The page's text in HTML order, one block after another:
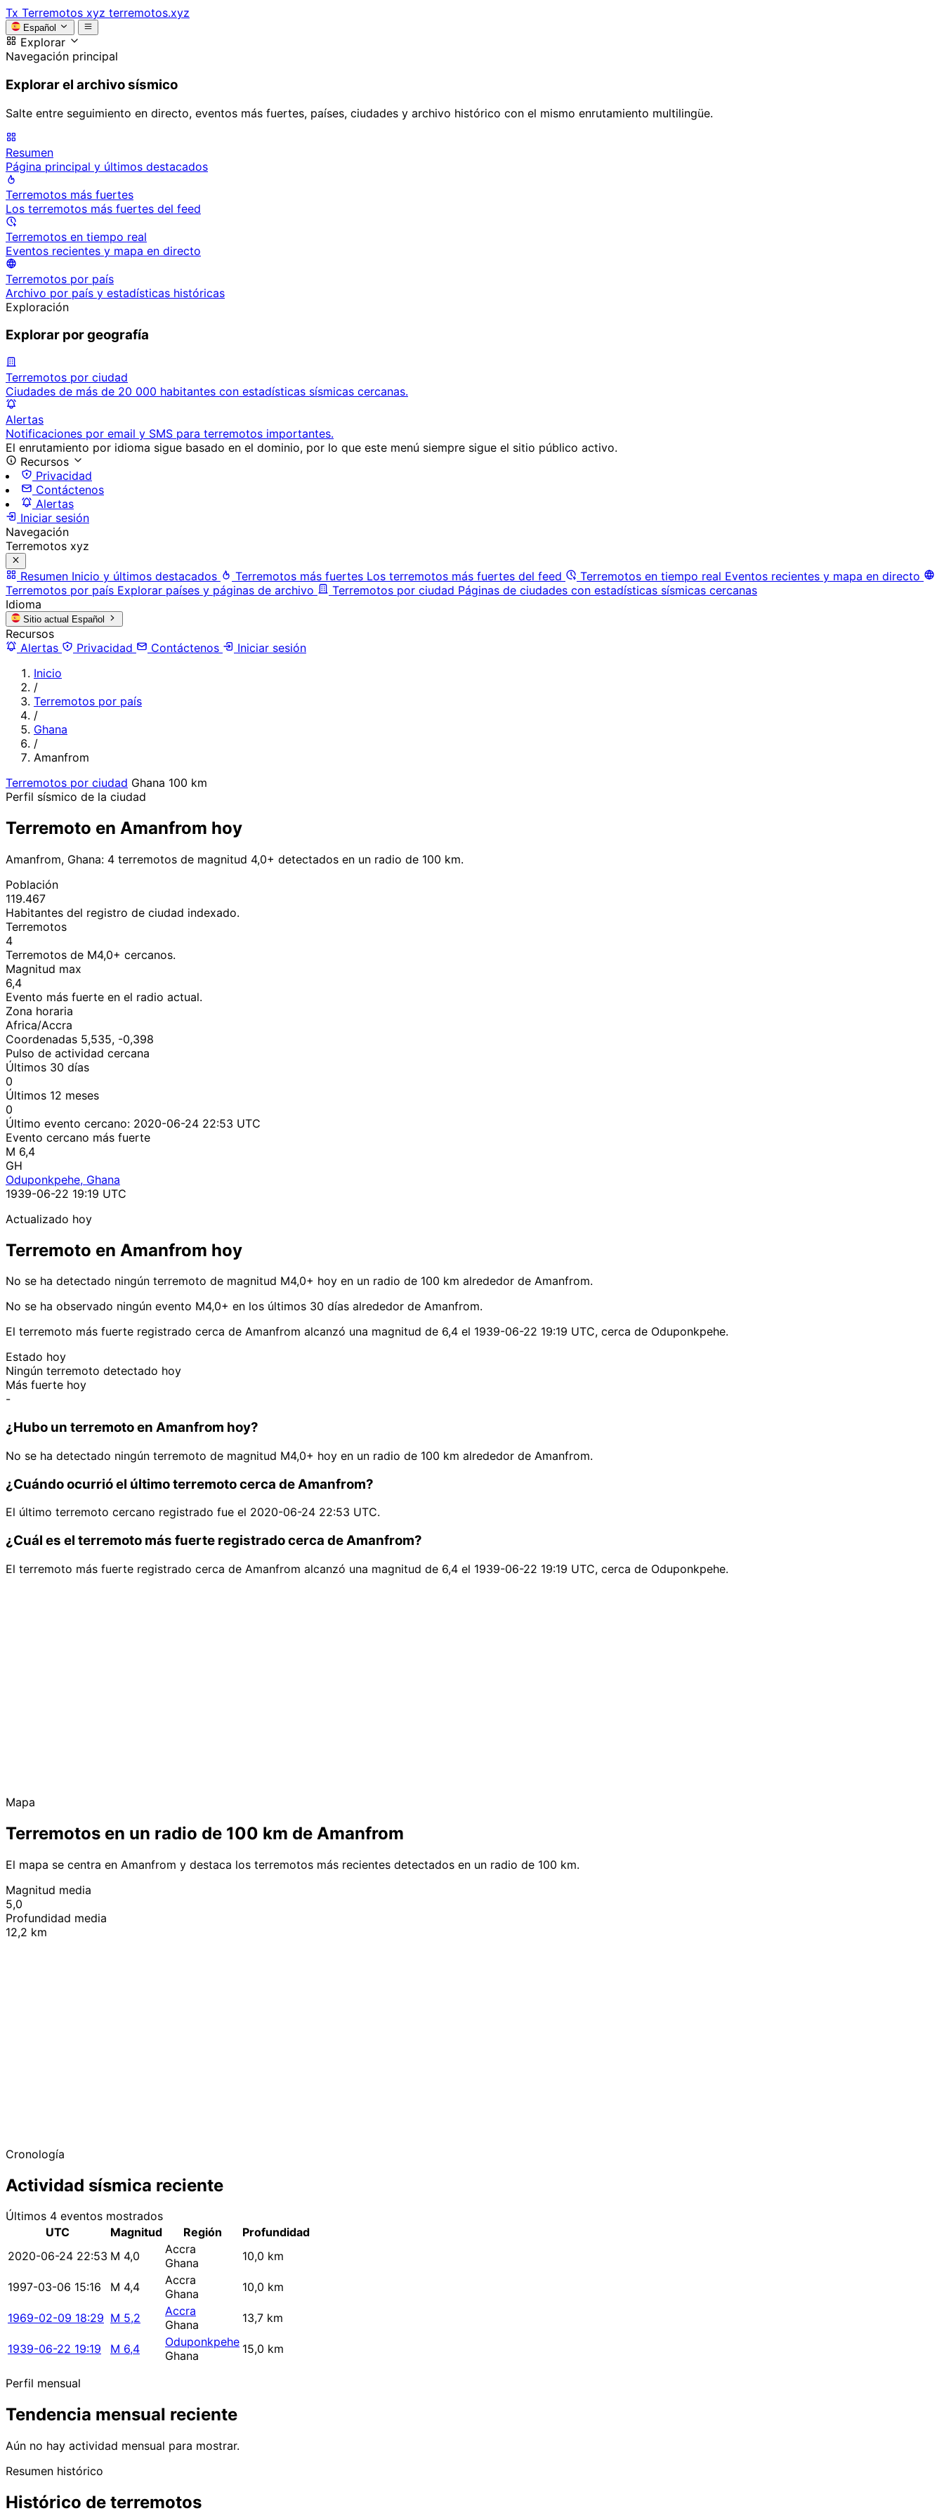
Tx Terremotos xyz terremotos.xyz
Español
Explorar
Navegación principal
Explorar el archivo sísmico
Salte entre seguimiento en directo, eventos más fuertes, países, ciudades y archivo histórico con el mismo enrutamiento multilingüe.
Resumen
Página principal y últimos destacados
Terremotos más fuertes
Los terremotos más fuertes del feed
Terremotos en tiempo real
Eventos recientes y mapa en directo
Terremotos por país
Archivo por país y estadísticas históricas
Exploración
Explorar por geografía
Terremotos por ciudad
Ciudades de más de 20 000 habitantes con estadísticas sísmicas cercanas.
Alertas
Notificaciones por email y SMS para terremotos importantes.
El enrutamiento por idioma sigue basado en el dominio, por lo que este menú siempre sigue el sitio público activo.
Recursos
Privacidad
Contáctenos
Alertas
Iniciar sesión
Navegación
Terremotos xyz
Resumen Inicio y últimos destacados Terremotos más fuertes Los terremotos más fuertes del feed Terremotos en tiempo real Eventos recientes y mapa en directo
Terremotos por país Explorar países y páginas de archivo Terremotos por ciudad Páginas de ciudades con estadísticas sísmicas cercanas
Idioma
Sitio actual Español
Recursos
Alertas
Privacidad Contáctenos
Iniciar sesión
Inicio
/
Terremotos por país
/
Ghana
/
Amanfrom
Terremotos por ciudad Ghana 100 km
Perfil sísmico de la ciudad
Terremoto en Amanfrom hoy
Amanfrom, Ghana: 4 terremotos de magnitud 4,0+ detectados en un radio de 100 km.
Población
119.467
Habitantes del registro de ciudad indexado.
Terremotos
4
Terremotos de M4,0+ cercanos.
Magnitud max
6,4
Evento más fuerte en el radio actual.
Zona horaria
Africa/Accra
Coordenadas 5,535, -0,398
Pulso de actividad cercana
Últimos 30 días
0
Últimos 12 meses
0
Último evento cercano: 2020-06-24 22:53 UTC
Evento cercano más fuerte
M 6,4
GH
Oduponkpehe, Ghana
1939-06-22 19:19 UTC
Actualizado hoy
Terremoto en Amanfrom hoy
No se ha detectado ningún terremoto de magnitud M4,0+ hoy en un radio de 100 km alrededor de Amanfrom.
No se ha observado ningún evento M4,0+ en los últimos 30 días alrededor de Amanfrom.
El terremoto más fuerte registrado cerca de Amanfrom alcanzó una magnitud de 6,4 el 1939-06-22 19:19 UTC, cerca de Oduponkpehe.
Estado hoy
Ningún terremoto detectado hoy
Más fuerte hoy
-
¿Hubo un terremoto en Amanfrom hoy?
No se ha detectado ningún terremoto de magnitud M4,0+ hoy en un radio de 100 km alrededor de Amanfrom.
¿Cuándo ocurrió el último terremoto cerca de Amanfrom?
El último terremoto cercano registrado fue el 2020-06-24 22:53 UTC.
¿Cuál es el terremoto más fuerte registrado cerca de Amanfrom?
El terremoto más fuerte registrado cerca de Amanfrom alcanzó una magnitud de 6,4 el 1939-06-22 19:19 UTC, cerca de Oduponkpehe.
Mapa
Terremotos en un radio de 100 km de Amanfrom
El mapa se centra en Amanfrom y destaca los terremotos más recientes detectados en un radio de 100 km.
Magnitud media
5,0
Profundidad media
12,2 km
Cronología
Actividad sísmica reciente
Últimos 4 eventos mostrados
UTC
Magnitud Región
Profundidad
2020-06-24 22:53 M 4,0
Accra
Ghana
10,0 km
1997-03-06 15:16 M 4,4
Accra
Ghana
10,0 km
1969-02-09 18:29 M 5,2
Accra
Ghana
13,7 km
1939-06-22 19:19 M 6,4
Oduponkpehe
Ghana
15,0 km
Perfil mensual
Tendencia mensual reciente
Aún no hay actividad mensual para mostrar.
Resumen histórico
Histórico de terremotos